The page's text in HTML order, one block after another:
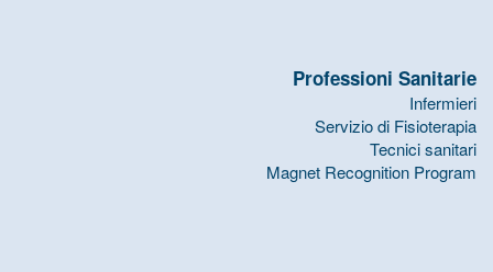
Professioni Sanitarie
Infermieri
Servizio di Fisioterapia
Tecnici sanitari
Magnet Recognition Program